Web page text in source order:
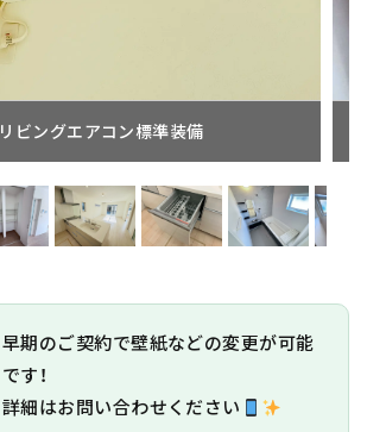
リビングエアコン標準装備
早期のご契約で壁紙などの変更が可能
です！
詳細はお問い合わせください